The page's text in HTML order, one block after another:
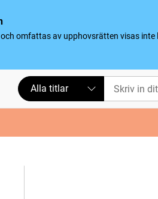
omfattas av upphovsrätten visas
Alla titlar